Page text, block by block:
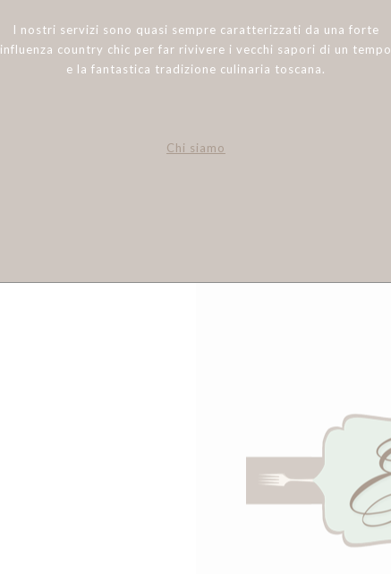
I nostri servizi sono quasi sempre caratterizzati da una forte
influenza country chic per far rivivere i vecchi sapori di un tempo
e la fantastica tradizione culinaria toscana.
Chi siamo